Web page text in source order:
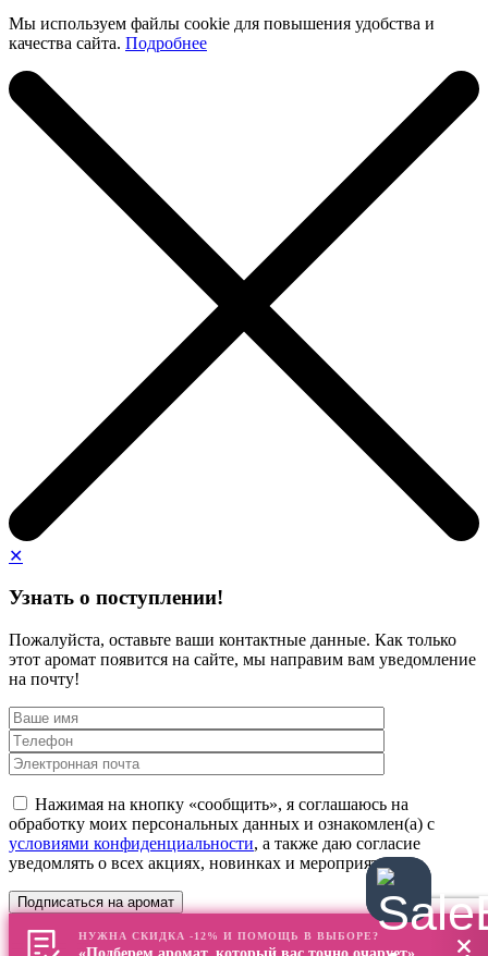
Мы используем файлы cookie для повышения удобства и
качества сайта. Подробнее
✕
Узнать о поступлении!
Пожалуйста, оставьте ваши контактные данные. Как только
этот аромат появится на сайте, мы направим вам уведомление
на почту!
Нажимая на кнопку «сообщить», я соглашаюсь на
обработку моих персональных данных и ознакомлен(а) с
условиями конфиденциальности, а также даю согласие
уведомлять о всех акциях, новинках и мероприятиях
НУЖНА СКИДКА -12% И ПОМОЩЬ В ВЫБОРЕ?